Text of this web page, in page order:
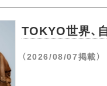
TOKYO世界、
（2026/08/07掲載）